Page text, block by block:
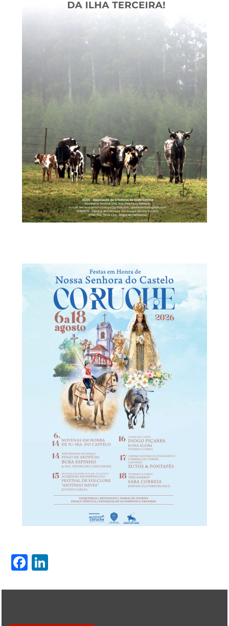
Facebook